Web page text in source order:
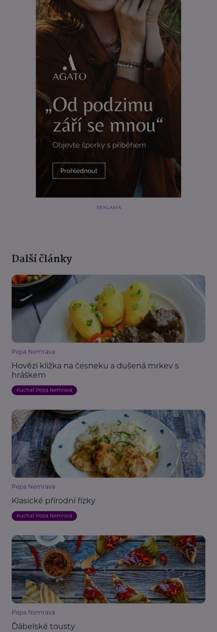
REKLAMA
Další články
Pepa Nemrava
Hovězí kližka na česneku a dušená mrkev s
hráškem
Kuchař Pepa Nemrava
Pepa Nemrava
Klasické přírodní řízky
Kuchař Pepa Nemrava
Pepa Nemrava
Ďábelské tousty